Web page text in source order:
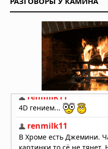
НЛО:
улетали
Жак
чем